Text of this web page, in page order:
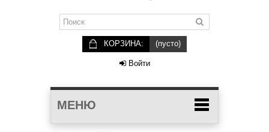
КОРЗИНА: (пусто)
Войти
МЕНЮ